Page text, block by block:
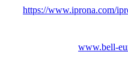
https://www.iprona.com/
www.bell-